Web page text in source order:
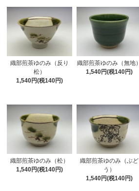
織部煎茶ゆのみ（反り
松）
1,540円(税140円)
織部煎茶ゆのみ（無地）
1,540円(税140円)
織部煎茶ゆのみ（松）
1,540円(税140円)
織部煎茶ゆのみ（ぶど
う）
1,540円(税140円)